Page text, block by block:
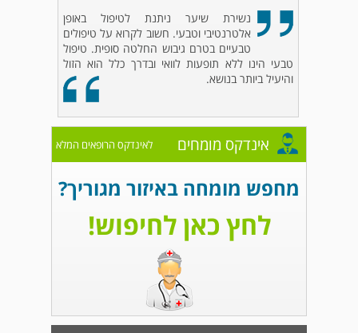
נשירת שיער ניתנת לטיפול באופן
אלטרנטיבי וטבעי. חשוב לקרוא על טיפולים
טבעיים בטרם גיבוש החלטה סופית. טיפול
טבעי הינו ללא תופעות לוואי ובדרך כלל הוא הזול
והיעיל ביותר בנושא.
אינדקס מומחים לאינדקס הרופאים המלא
מחפש מומחה באיזור מגוריך?
לחץ כאן לחיפוש!